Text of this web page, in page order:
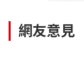
網友意見